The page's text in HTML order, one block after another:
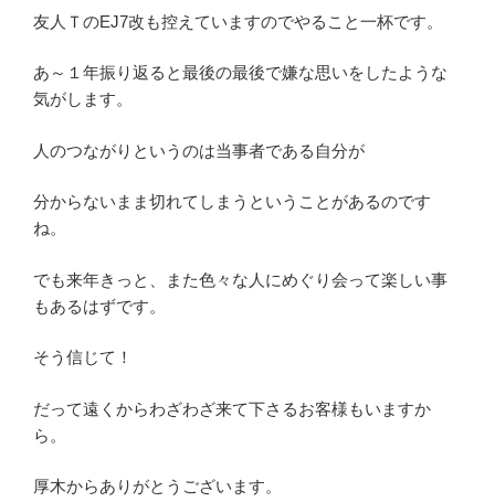
友人ＴのEJ7改も控えていますのでやること一杯です。
あ～１年振り返ると最後の最後で嫌な思いをしたような
気がします。
人のつながりというのは当事者である自分が
分からないまま切れてしまうということがあるのです
ね。
でも来年きっと、また色々な人にめぐり会って楽しい事
もあるはずです。
そう信じて！
だって遠くからわざわざ来て下さるお客様もいますか
ら。
厚木からありがとうございます。